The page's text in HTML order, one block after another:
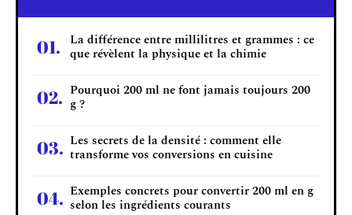
La différence entre millilitres et grammes : ce
que révèlent la physique et la chimie
Pourquoi 200 ml ne font jamais toujours 200
g ?
Les secrets de la densité : comment elle
transforme vos conversions en cuisine
Exemples concrets pour convertir 200 ml en g
selon les ingrédients courants